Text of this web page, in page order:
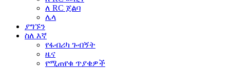
ለ RC ጀልባ
ሌላ
ያግኙን
ስለ እኛ
የፋብሪካ ጉብኝት
ዜና
የሚጠየቁ ጥያቄዎች